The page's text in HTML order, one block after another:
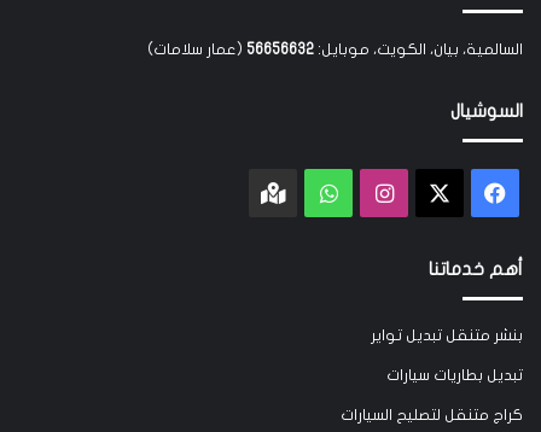
السالمية، بيان، الكويت، موبايل: 56656632 (عمار سلامات)
السوشيال
فيسبوك انستقرامواتسابGoogle
أهم خدماتنا
بنشر متنقل تبديل تواير
تبديل بطاريات سيارات
كراج متنقل لتصليح السيارات